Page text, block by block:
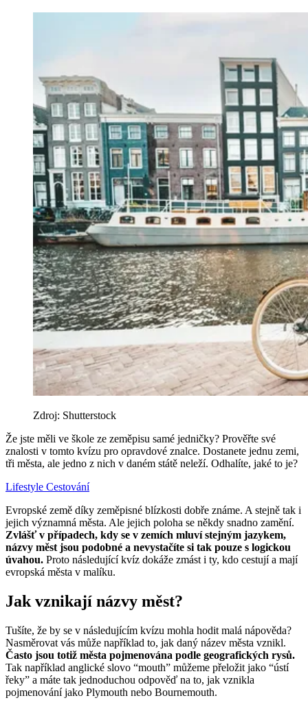
Zdroj: Shutterstock
Že jste měli ve škole ze zeměpisu samé jedničky? Prověřte své
znalosti v tomto kvízu pro opravdové znalce. Dostanete jednu zemi,
tři města, ale jedno z nich v daném státě neleží. Odhalíte, jaké to je?
Lifestyle Cestování
Evropské země díky zeměpisné blízkosti dobře známe. A stejně tak i
jejich významná města. Ale jejich poloha se někdy snadno zamění.
Zvlášť v případech, kdy se v zemích mluví stejným jazykem,
názvy měst jsou podobné a nevystačíte si tak pouze s logickou
úvahou. Proto následující kvíz dokáže zmást i ty, kdo cestují a mají
evropská města v malíku.
Jak vznikají názvy měst?
Tušíte, že by se v následujícím kvízu mohla hodit malá nápověda?
Nasměrovat vás může například to, jak daný název města vznikl.
Často jsou totiž města pojmenována podle geografických rysů.
Tak například anglické slovo “mouth” můžeme přeložit jako “ústí
řeky” a máte tak jednoduchou odpověď na to, jak vznikla
pojmenování jako Plymouth nebo Bournemouth.